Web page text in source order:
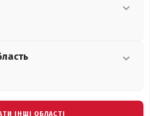
ІНШІ ОБЛАСТІ